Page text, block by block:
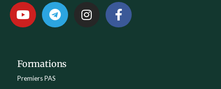
Formations
Premiers PAS